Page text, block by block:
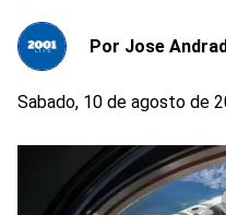
Por Jose
Sabado, 10 de agosto de